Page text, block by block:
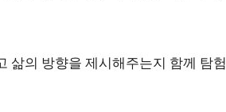
삶의 방향을 제시해주는지 함께 탐험